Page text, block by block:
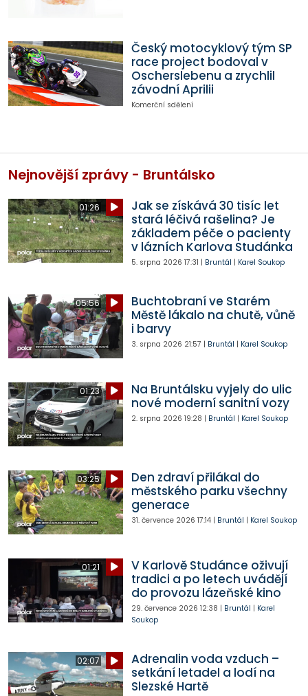
Český motocyklový tým SP
race project bodoval v
Oscherslebenu a zrychlil
závodní Aprilii
Komerční sdělení
Nejnovější zprávy - Bruntálsko
01:26
Jak se získává 30 tisíc let
stará léčivá rašelina? Je
základem péče o pacienty
v lázních Karlova Studánka
5. srpna 2026 17:31 | Bruntál | Karel Soukop
05:56
Buchtobraní ve Starém
Městě lákalo na chutě, vůně
i barvy
3. srpna 2026 21:57 | Bruntál | Karel Soukop
01:23
Na Bruntálsku vyjely do ulic
nové moderní sanitní vozy
2. srpna 2026 19:28 | Bruntál | Karel Soukop
03:25
Den zdraví přilákal do
městského parku všechny
generace
31. července 2026 17:14| Bruntál | Karel Soukop
01:21
V Karlově Studánce oživují
tradici a po letech uvádějí
do provozu lázeňské kino
29. července 2026 12:38 | Bruntál | Karel
Soukop
02:07
Adrenalin voda vzduch –
setkání letadel a lodí na
Slezské Hartě